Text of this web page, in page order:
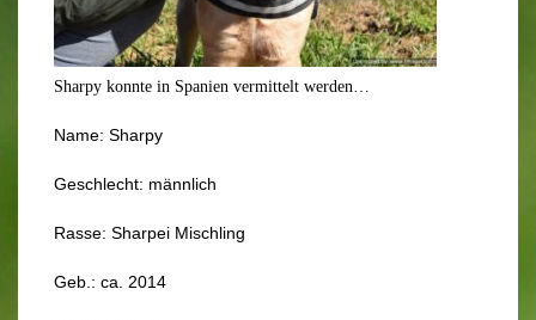
Sharpy konnte in Spanien vermittelt werden…
Name: Sharpy
Geschlecht: männlich
Rasse: Sharpei Mischling
Geb.: ca. 2014